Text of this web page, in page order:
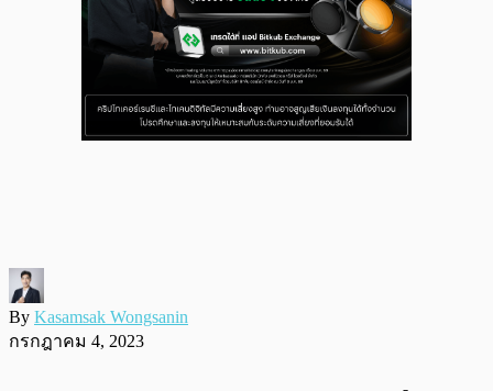
By Kasamsak Wongsanin
กรกฎาคม 4, 2023